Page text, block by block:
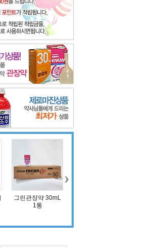
그린관장약 30mL
1통